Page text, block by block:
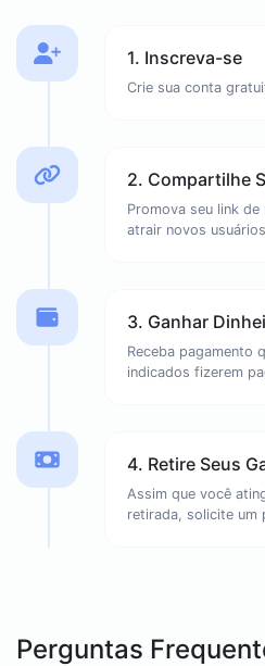
1. Inscreva-se
Crie sua conta
2. Compartilhe
Promova seu link
atrair novos
3. Ganhar
Receba pagamento
indicados fizerem
4. Retire Seus
Assim que você
retirada, solicite um
Perguntas